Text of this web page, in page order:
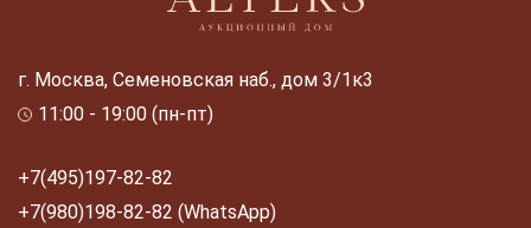
г. Москва, Семеновская наб., дом 3/1к3
11:00 - 19:00 (пн-пт)
+7(495)197-82-82
+7(980)198-82-82 (WhatsApp)